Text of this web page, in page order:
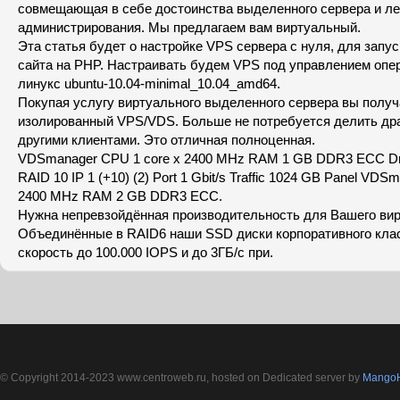
совмещающая в себе достоинства выделенного сервера и
администрирования. Мы предлагаем вам виртуальный.
Эта статья будет о настройке VPS сервера с нуля, для
сайта на PHP. Настраивать будем VPS под управлением
линукс ubuntu-10.04-minimal_10.04_amd64.
Покупая услугу виртуального выделенного сервера вы
изолированный VPS/VDS. Больше не потребуется делить
другими клиентами. Это отличная полноценная.
VDSmanager CPU 1 core x 2400 MHz RAM 1 GB DDR3 ECC
RAID 10 IP 1 (+10) (2) Port 1 Gbit/s Traffic 1024 GB Panel
2400 MHz RAM 2 GB DDR3 ECC.
Нужна непревзойдённая производительность для Вашего
Объединённые в RAID6 наши SSD диски корпоративного
скорость до 100.000 IOPS и до 3ГБ/с при.
© Copyright 2014-2023 www.centroweb.ru, hosted on Dedicated server by